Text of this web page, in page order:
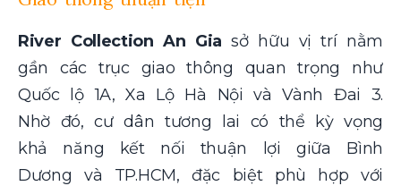
River Collection An Gia sở hữu vị trí nằm
gần các trục giao thông quan trọng như
Quốc lộ 1A, Xa Lộ Hà Nội và Vành Đai 3.
Nhờ đó, cư dân tương lai có thể kỳ vọng
khả năng kết nối thuận lợi giữa Bình
Dương và TP.HCM, đặc biệt phù hợp với